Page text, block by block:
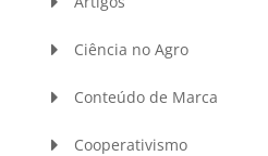
Ciência no Agro
Conteúdo de Marca
Cooperativismo